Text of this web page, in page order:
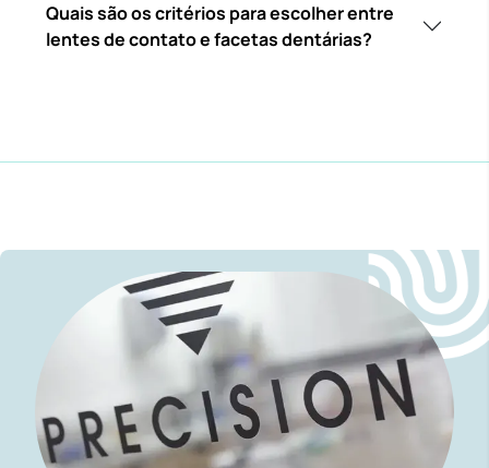
Quais são os critérios para escolher entre
lentes de contato e facetas dentárias?